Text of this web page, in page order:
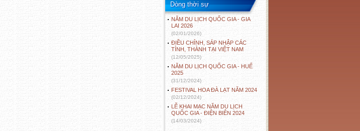
Dòng thời sự
NĂM DU LỊCH QUỐC GIA - GIA
LAI 2026
(02/01/2026)
ĐIỀU CHỈNH, SÁP NHẬP CÁC
TỈNH, THÀNH TẠI VIỆT NAM
(12/05/2025)
NĂM DU LỊCH QUỐC GIA - HUẾ
2025
(31/12/2024)
FESTIVAL HOA ĐÀ LẠT NĂM 2024
(02/12/2024)
LỄ KHAI MẠC NĂM DU LỊCH
QUỐC GIA - ĐIỆN BIÊN 2024
(14/03/2024)